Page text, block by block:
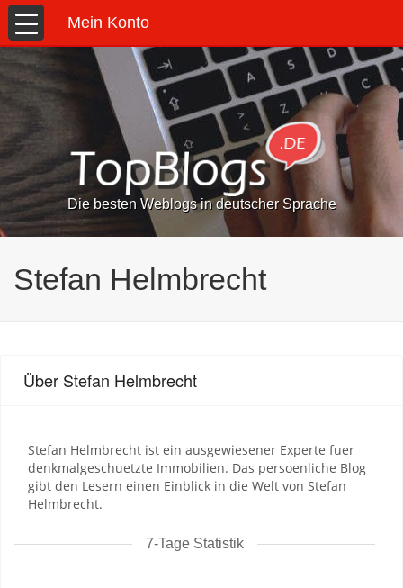
Mein Konto
Die besten Weblogs in deutscher Sprache
Stefan Helmbrecht
Über Stefan Helmbrecht
Stefan Helmbrecht ist ein ausgewiesener Experte fuer
denkmalgeschuetzte Immobilien. Das persoenliche Blog
gibt den Lesern einen Einblick in die Welt von Stefan
Helmbrecht.
7-Tage Statistik